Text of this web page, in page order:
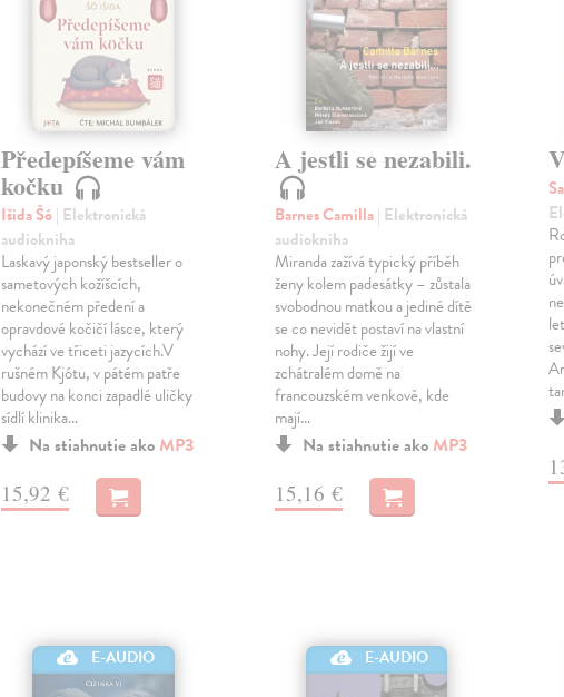
Předepíšeme vám
kočku
Išida Šó| Elektronická
audiokniha
Laskavý japonský bestseller o
sametových kožíšcích,
nekonečném předení a
opravdové kočičí lásce, který
vychází ve třiceti jazycích.V
rušném Kjótu, v pátém patře
budovy na konci zapadlé uličky
sídlí klinika…
Na stiahnutie ako MP3
15,92 €
A jestli se nezabili.
Barnes Camilla| Elektronická
audiokniha
Miranda zažívá typický příběh
ženy kolem padesátky – zůstala
svobodnou matkou a jediné dítě
se co nevidět postaví na vlastní
nohy. Její rodiče žijí ve
zchátralém domě na
francouzském venkově, kde
mají…
Na stiahnutie ako MP3
15,16 €
E-AUDIO E-AUDIO